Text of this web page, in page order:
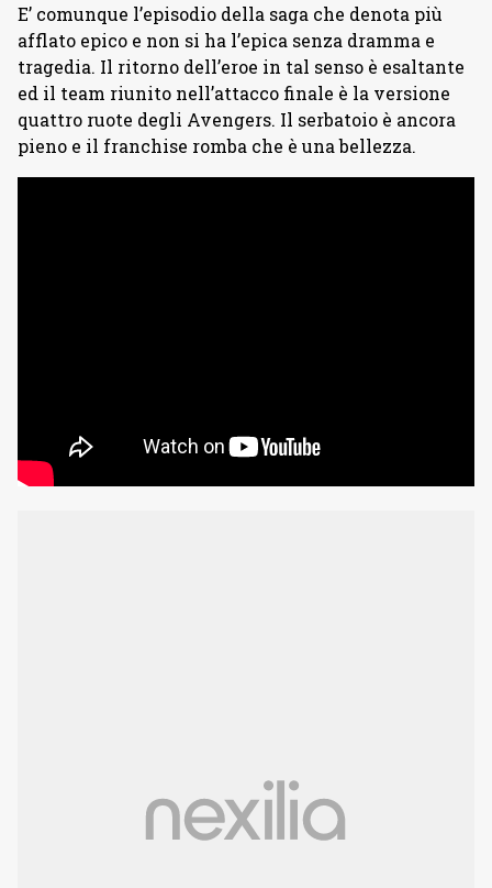
E’ comunque l’episodio della saga che denota più
afflato epico e non si ha l’epica senza dramma e
tragedia. Il ritorno dell’eroe in tal senso è esaltante
ed il team riunito nell’attacco finale è la versione
quattro ruote degli Avengers. Il serbatoio è ancora
pieno e il franchise romba che è una bellezza.